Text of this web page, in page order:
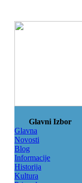
Glavni Izbor
Glavna
Novosti
Blog
Informacije
Historija
Kultura